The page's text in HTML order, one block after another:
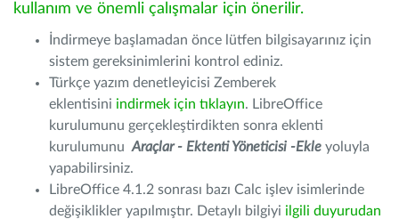
kullanım ve önemli çalışmalar için önerilir.
İndirmeye başlamadan önce lütfen bilgisayarınız için
sistem gereksinimlerini kontrol ediniz.
Türkçe yazım denetleyicisi Zemberek
eklentisini indirmek için tıklayın. LibreOffice
kurulumunu gerçekleştirdikten sonra eklenti
kurulumunu Araçlar - Ektenti Yöneticisi -Ekle yoluyla
yapabilirsiniz.
LibreOffice 4.1.2 sonrası bazı Calc işlev isimlerinde
değişiklikler yapılmıştır. Detaylı bilgiyi ilgili duyurudan